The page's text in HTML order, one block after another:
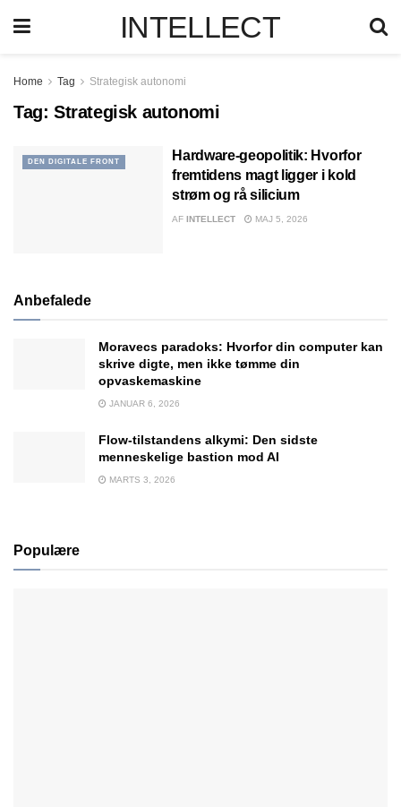
INTELLECT
Home Tag Strategisk autonomi
Tag: Strategisk autonomi
DEN DIGITALE FRONT
Hardware-geopolitik: Hvorfor
fremtidens magt ligger i kold
strøm og rå silicium
AF INTELLECT MAJ 5, 2026
Anbefalede
Moravecs paradoks: Hvorfor din computer kan
skrive digte, men ikke tømme din
opvaskemaskine
JANUAR 6, 2026
Flow-tilstandens alkymi: Den sidste
menneskelige bastion mod AI
MARTS 3, 2026
Populære